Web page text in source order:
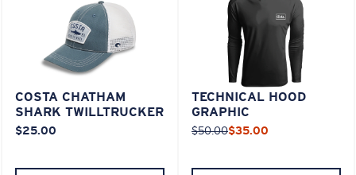
COSTA CHATHAM
SHARK TWILLTRUCKER
$25.00
TECHNICAL HOOD
GRAPHIC
$50.00$35.00